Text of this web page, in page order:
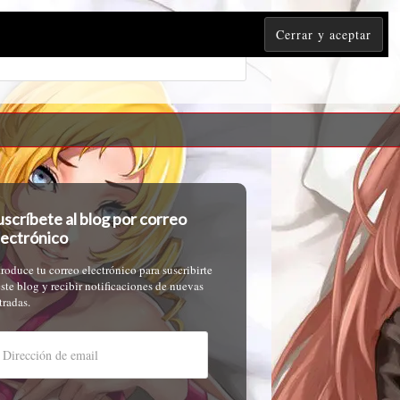
al blog por correo
tu correo electrónico para suscribirte
blog y recibir notificaciones de nuevas